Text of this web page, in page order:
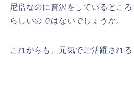
尼僧なのに贅沢をしているとこ
らしいのではないでしょうか。
これからも、元気でご活躍される